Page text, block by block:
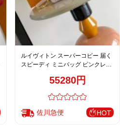
ルイヴィトン スーパーコピー 届く
スピーディ ミニバッグ ピンクレザ
55280円
佐川急便 HOT